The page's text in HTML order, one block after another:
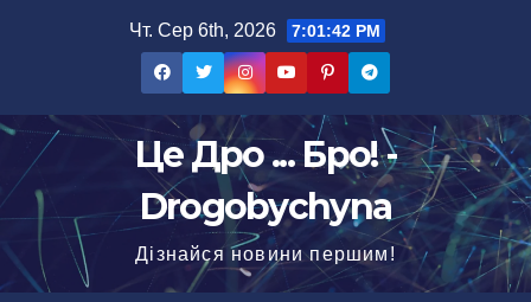
Чт. Сер 6th, 2026 7:01:43 PM
Це Дро ... Бро! -
Drogobychyna
Дізнайся новини першим!